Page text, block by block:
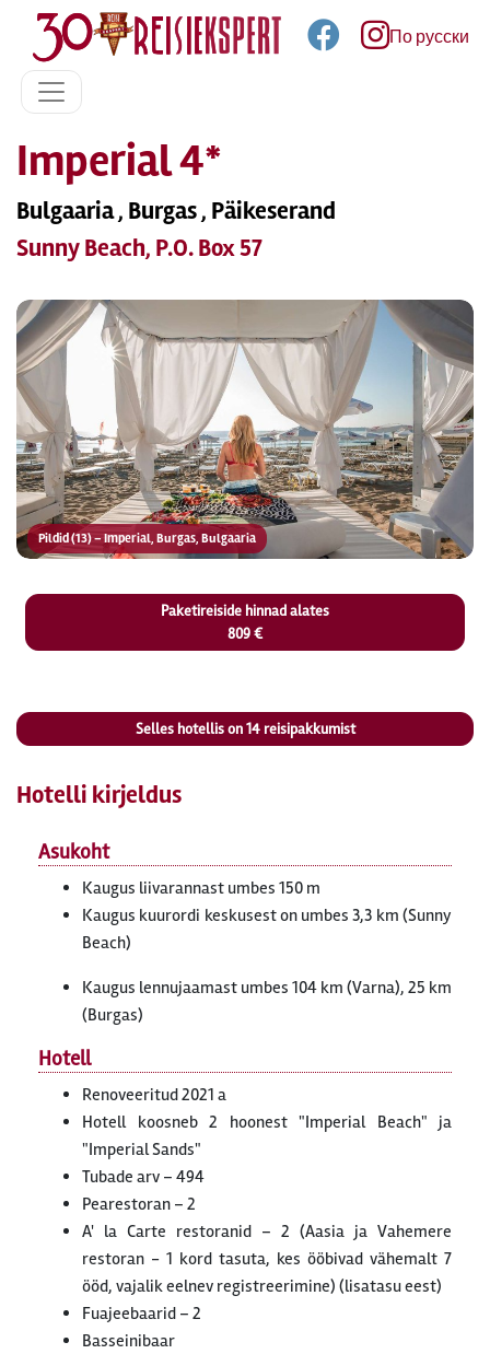
По русски
Imperial 4*
Bulgaaria , Burgas , Päikeserand
Sunny Beach, P.O. Box 57
Pildid (13) – Imperial, Burgas, Bulgaaria
Paketireiside hinnad alates
809 €
Selles hotellis on14reisipakkumist
Hotelli kirjeldus
Asukoht
Kaugus liivarannast umbes 150 m
Kaugus kuurordi keskusest on umbes 3,3 km (Sunny
Beach)
Kaugus lennujaamast umbes 104 km (Varna), 25 km
(Burgas)
Hotell
Renoveeritud 2021 a
Hotell koosneb 2 hoonest "Imperial Beach" ja
"Imperial Sands"
Tubade arv – 494
Pearestoran – 2
A' la Carte restoranid – 2 (Aasia ja Vahemere
restoran - 1 kord tasuta, kes ööbivad vähemalt 7
ööd, vajalik eelnev registreerimine) (lisatasu eest)
Fuajeebaarid – 2
Basseinibaar